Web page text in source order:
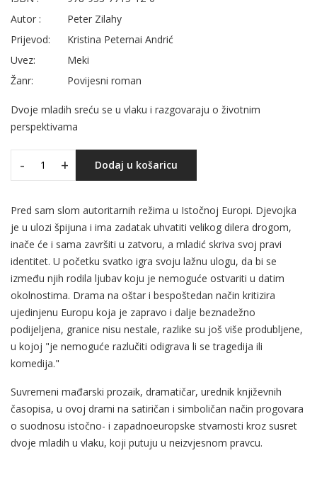
Autor :
Peter Zilahy
Prijevod:
Kristina Peternai Andrić
Uvez:
Meki
Žanr:
Povijesni roman
Dvoje mladih sreću se u vlaku i razgovaraju o životnim
perspektivama
- + Dodaj u košaricu
Pred sam slom autoritarnih režima u Istočnoj Europi. Djevojka
je u ulozi špijuna i ima zadatak uhvatiti velikog dilera drogom,
inače će i sama završiti u zatvoru, a mladić skriva svoj pravi
identitet. U početku svatko igra svoju lažnu ulogu, da bi se
između njih rodila ljubav koju je nemoguće ostvariti u datim
okolnostima. Drama na oštar i bespoštedan način kritizira
ujedinjenu Europu koja je zapravo i dalje beznadežno
podijeljena, granice nisu nestale, razlike su još više produbljene,
u kojoj "je nemoguće razlučiti odigrava li se tragedija ili
komedija."
Suvremeni mađarski prozaik, dramatičar, urednik književnih
časopisa, u ovoj drami na satiričan i simboličan način progovara
o suodnosu istočno- i zapadnoeuropske stvarnosti kroz susret
dvoje mladih u vlaku, koji putuju u neizvjesnom pravcu.